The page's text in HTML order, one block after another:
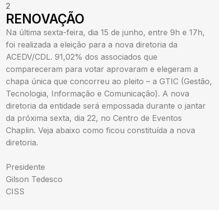
2
RENOVAÇÃO
Na última sexta-feira, dia 15 de junho, entre 9h e 17h,
foi realizada a eleição para a nova diretoria da
ACEDV/CDL. 91,02% dos associados que
compareceram para votar aprovaram e elegeram a
chapa única que concorreu ao pleito – a GTIC (Gestão,
Tecnologia, Informação e Comunicação). A nova
diretoria da entidade será empossada durante o jantar
da próxima sexta, dia 22, no Centro de Eventos
Chaplin. Veja abaixo como ficou constituída a nova
diretoria.
Presidente
Gilson Tedesco
CISS